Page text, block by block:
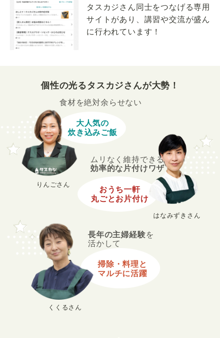
タスカジさん同士をつなげる専用
サイトがあり、講習や交流が盛ん
に行われています！
個性の光るタスカジさんが大勢！
くくるさん
長年の主婦経験を
活かして
掃除・料理と
マルチに活躍
りんごさん
食材を絶対余らせない
大人気の
炊き込みご飯
はなみずきさん
ムリなく維持できる
効率的な片付けワザ
おうち一軒
丸ごとお片付け